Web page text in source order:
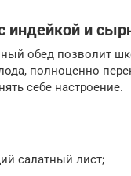
индейкой и
обед позволит
полноценно
себе настроение.
салатный лист;